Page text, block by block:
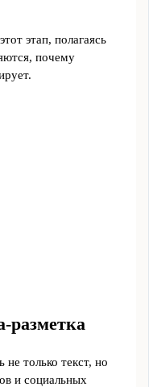
этап, полагаясь
почему
разметка
не только текст, но
и социальных